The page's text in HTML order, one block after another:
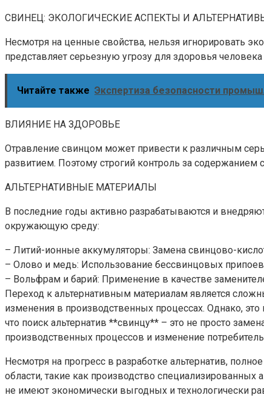
СВИНЕЦ: ЭКОЛОГИЧЕСКИЕ АСПЕКТЫ И
Несмотря на ценные свойства, нельзя игнорировать
представляет серьезную угрозу для здоровья
Читайте также Экспертиза безопасности
ВЛИЯНИЕ НА ЗДОРОВЬЕ
Отравление свинцом может привести к различным
развитием. Поэтому строгий контроль за
АЛЬТЕРНАТИВНЫЕ МАТЕРИАЛЫ
В последние годы активно разрабатываются и
окружающую среду:
– Литий-ионные аккумуляторы: Замена свинцово-
– Олово и медь: Использование бессвинцовых
– Вольфрам и барий: Применение в качестве
Переход к альтернативным материалам является
изменения в производственных процессах. Однако,
что поиск альтернатив **свинцу** – это не просто
производственных процессов и изменение
Несмотря на прогресс в разработке альтернатив,
области, такие как производство
не имеют экономически выгодных и технологически